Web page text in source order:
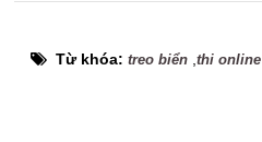
Từ khóa:treo biển ,thi online